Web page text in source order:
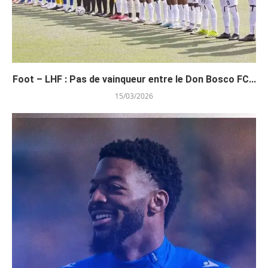
Foot – LHF : Pas de vainqueur entre le Don Bosco FC...
15/03/2026